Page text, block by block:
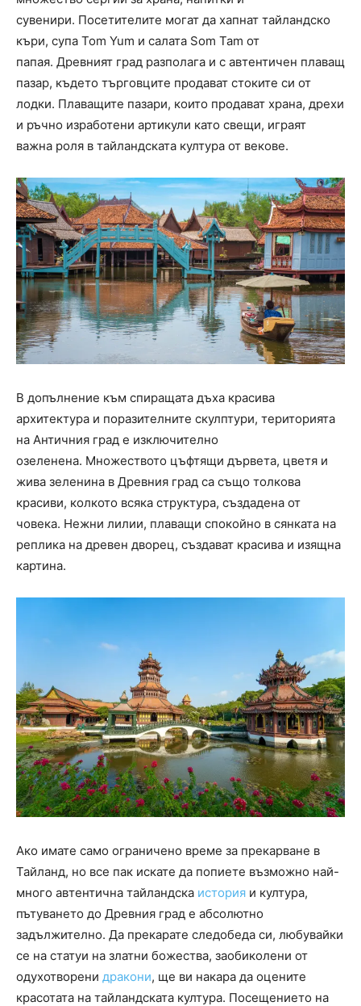
сувенири. Посетителите могат да хапнат тайландско
къри, супа Tom Yum и салата Som Tam от
папая. Древният град разполага и с автентичен плаващ
пазар, където търговците продават стоките си от
лодки. Плаващите пазари, които продават храна, дрехи
и ръчно изработени артикули като свещи, играят
важна роля в тайландската култура от векове.
В допълнение към спиращата дъха красива
архитектура и поразителните скулптури, територията
на Античния град е изключително
озеленена. Множеството цъфтящи дървета, цветя и
жива зеленина в Древния град са също толкова
красиви, колкото всяка структура, създадена от
човека. Нежни лилии, плаващи спокойно в сянката на
реплика на древен дворец, създават красива и изящна
картина.
Ако имате само ограничено време за прекарване в
Тайланд, но все пак искате да попиете възможно най-
много автентична тайландска история и култура,
пътуването до Древния град е абсолютно
задължително. Да прекарате следобеда си, любувайки
се на статуи на златни божества, заобиколени от
одухотворени дракони, ще ви накара да оцените
красотата на тайландската култура. Посещението на